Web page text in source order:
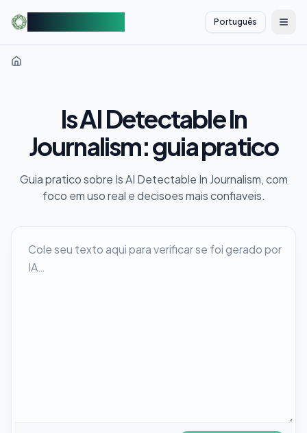
Português 切换
Is AI Detectable In
Journalism: guia pratico
Guia pratico sobre Is AI Detectable In Journalism, com
foco em uso real e decisoes mais confiaveis.